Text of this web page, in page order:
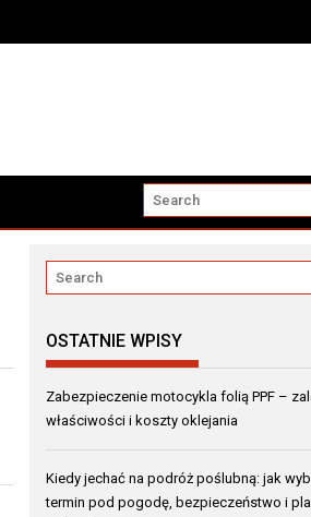
OSTATNIE WPISY
Zabezpieczenie motocykla folią PPF –
właściwości i koszty oklejania
Kiedy jechać na podróż poślubną: jak
termin pod pogodę, bezpieczeństwo i